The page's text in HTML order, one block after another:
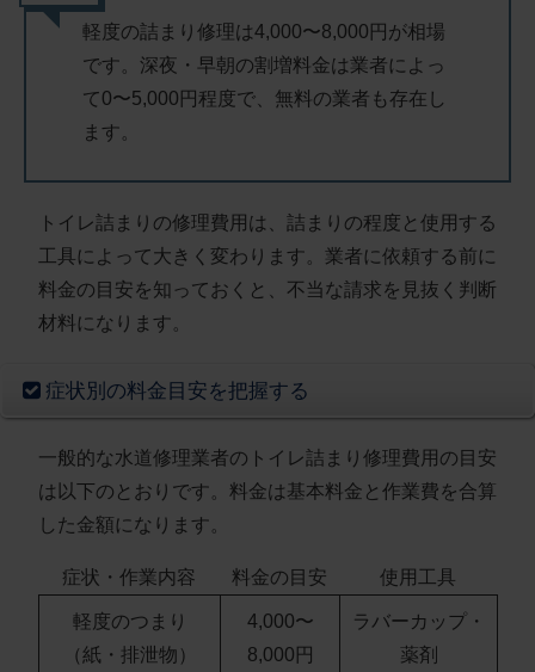
軽度の詰まり修理は4,000〜8,000円 が相場
です。深夜・早朝の割増料金は業者によっ
て0〜5,000円程度で、無料の業者も存在し
ます。
トイレ詰まりの修理費用は、 詰まりの程度と使用する
工具によって大きく変わります。業者に依頼する前に
料金の目安を知っておくと、不当な請求を見抜く判断
材料になります。
症状別の料金目安を把握する
一般的な水道修理業者のトイレ詰まり修理費用の目安
は以下のとおりです。料金は基本料金と作業費を合算
した金額になります。
症状・作業内容 料金の目安 使用工具
軽度のつまり
（紙・排泄物）
4,000〜
8,000円
ラバーカップ・
薬剤